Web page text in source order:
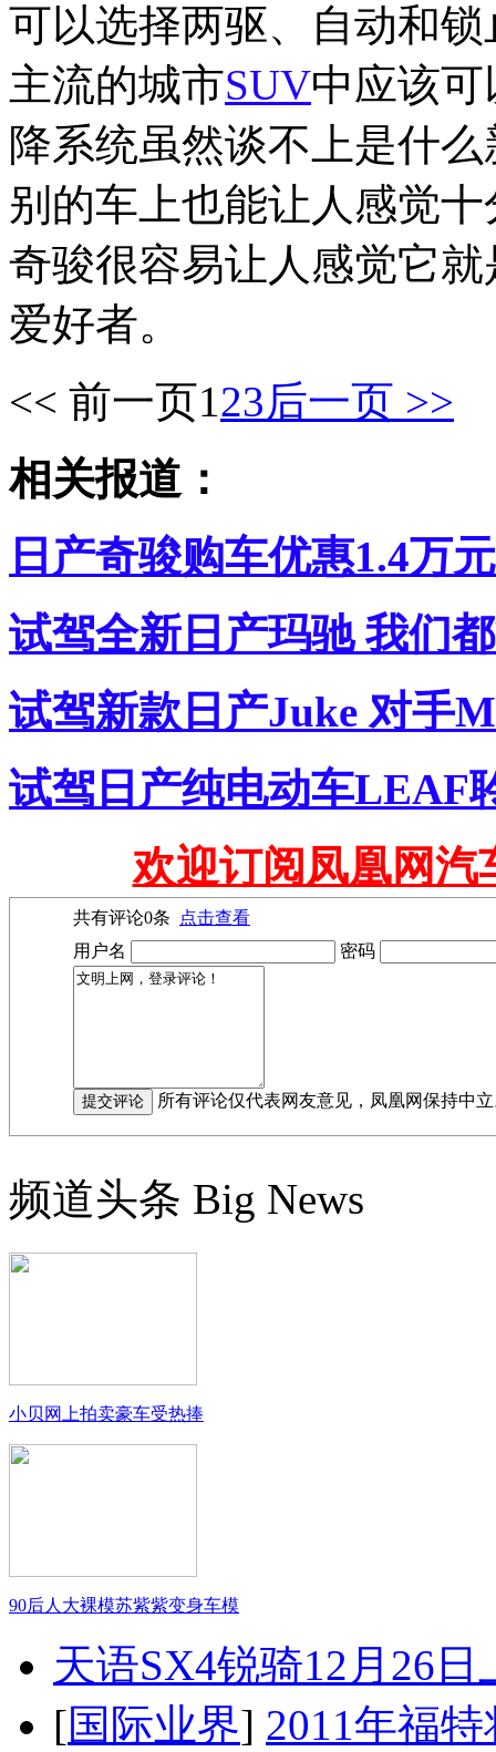
可以选择两驱、自动和
主流的城市SUV中应该
降系统虽然谈不上是什
别的车上也能让人感觉
奇骏很容易让人感觉它
爱好者。
<< 前一页123后一页 >>
相关报道：
日产奇骏购车优惠1.4万
试驾全新日产玛驰 我们
试驾新款日产Juke 对手
试驾日产纯电动车LEAF
欢迎订阅凤凰网汽
共有评论0条
点击查看
用户名
密码
所有评论仅代表网友意见，凤凰网保持中
频道头条 Big News
小贝网上拍卖豪车受热捧
90后人大裸模苏紫紫变身车模
天语SX4锐骑12月26
[国际业界] 2011年福